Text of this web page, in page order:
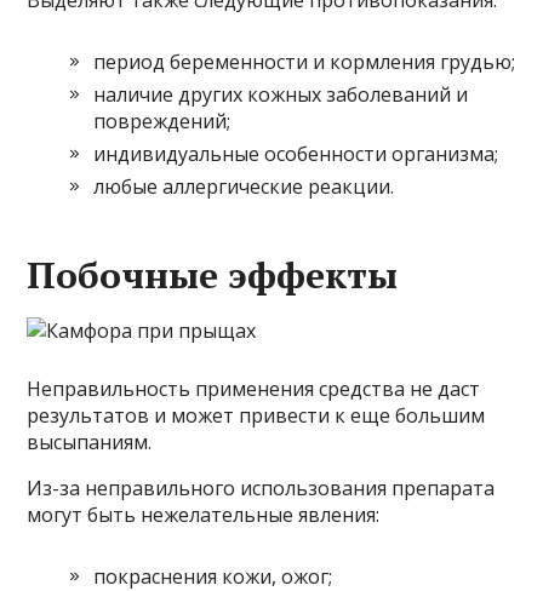
период беременности и кормления грудью;
наличие других кожных заболеваний и
повреждений;
индивидуальные особенности организма;
любые аллергические реакции.
Побочные эффекты
Неправильность применения средства не даст
результатов и может привести к еще большим
высыпаниям.
Из-за неправильного использования препарата
могут быть нежелательные явления:
покраснения кожи, ожог;